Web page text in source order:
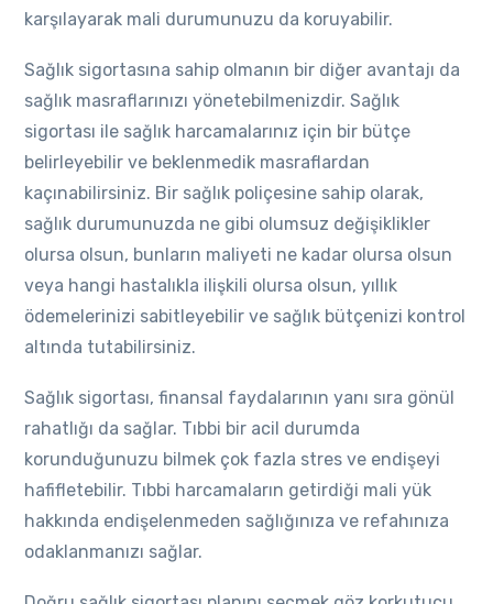
karşılayarak mali durumunuzu da koruyabilir.
Sağlık sigortasına sahip olmanın bir diğer avantajı da
sağlık masraflarınızı yönetebilmenizdir. Sağlık
sigortası ile sağlık harcamalarınız için bir bütçe
belirleyebilir ve beklenmedik masraflardan
kaçınabilirsiniz. Bir sağlık poliçesine sahip olarak,
sağlık durumunuzda ne gibi olumsuz değişiklikler
olursa olsun, bunların maliyeti ne kadar olursa olsun
veya hangi hastalıkla ilişkili olursa olsun, yıllık
ödemelerinizi sabitleyebilir ve sağlık bütçenizi kontrol
altında tutabilirsiniz.
Sağlık sigortası, finansal faydalarının yanı sıra gönül
rahatlığı da sağlar. Tıbbi bir acil durumda
korunduğunuzu bilmek çok fazla stres ve endişeyi
hafifletebilir. Tıbbi harcamaların getirdiği mali yük
hakkında endişelenmeden sağlığınıza ve refahınıza
odaklanmanızı sağlar.